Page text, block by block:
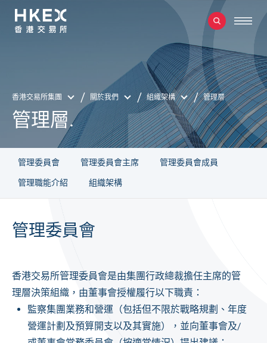
香港交易所集團 關於我們 組織架構 管理層
管理層.
管理委員會 管理委員會主席
管理委員會成員
管理職能介紹
組織架構
管理委員會
香港交易所管理委員會是由集團行政總裁擔任主席的管
理層決策組織，由董事會授權履行以下職責：
監察集團業務和營運（包括但不限於戰略規劃、年度
營運計劃及預算開支以及其實施），並向董事會及/